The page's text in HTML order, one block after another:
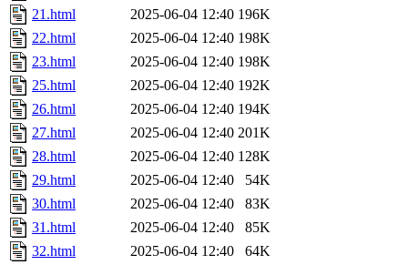
21.html
2025-06-04 12:40 196K
22.html
2025-06-04 12:40 198K
23.html
2025-06-04 12:40 198K
25.html
2025-06-04 12:40 192K
26.html
2025-06-04 12:40 194K
27.html
2025-06-04 12:40 201K
28.html
2025-06-04 12:40 128K
29.html
2025-06-04 12:40
54K
30.html
2025-06-04 12:40
83K
31.html
2025-06-04 12:40
85K
32.html
2025-06-04 12:40
64K